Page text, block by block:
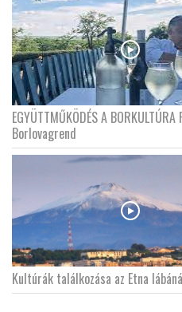
EGYÜTTMŰKÖDÉS A
Borlovagrend
Kultúrák találkozása az Etna